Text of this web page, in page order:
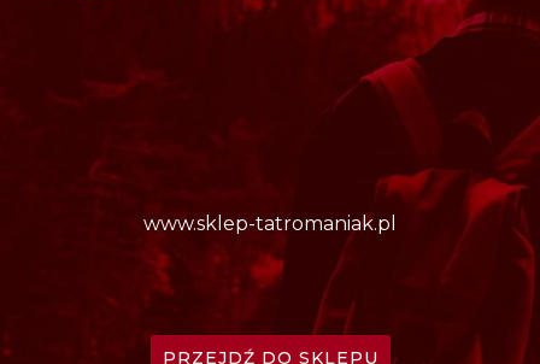
www.sklep-tatromaniak.pl
PRZEJDŹ DO SKLEPU